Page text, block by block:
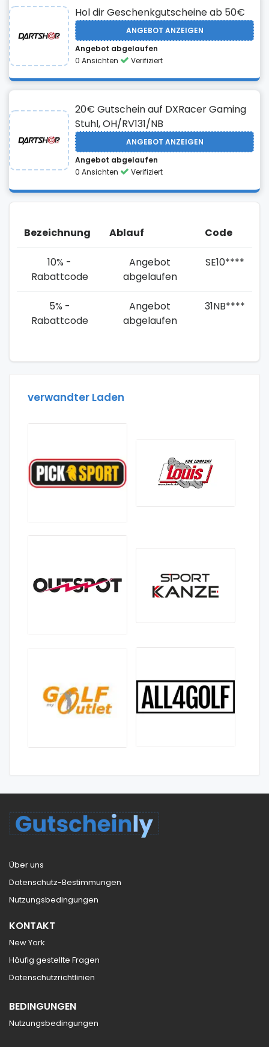
Hol dir Geschenkgutscheine ab 50€
ANGEBOT ANZEIGEN
Angebot abgelaufen
0 Ansichten
Verifiziert
20€ Gutschein auf DXRacer Gaming
Stuhl, OH/RV131/NB
ANGEBOT ANZEIGEN
Angebot abgelaufen
0 Ansichten
Verifiziert
Bezeichnung Ablauf Code
10% -
Rabattcode
Angebot
abgelaufen
SE10****
5% -
Rabattcode
Angebot
abgelaufen
31NB****
verwandter Laden
Über uns
Datenschutz-Bestimmungen
Nutzungsbedingungen
KONTAKT
New York
Häufig gestellte Fragen
Datenschutzrichtlinien
BEDINGUNGEN
Nutzungsbedingungen